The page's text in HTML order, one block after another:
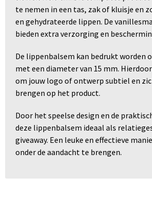
te nemen in een tas, zak of kluisje en
en gehydrateerde lippen. De
bieden extra verzorging en
De lippenbalsem kan bedrukt worden
met een diameter van 15 mm.
om jouw logo of ontwerp subtiel en
brengen op het product.
Door het speelse design en de
deze lippenbalsem ideaal als
giveaway. Een leuke en effectieve
onder de aandacht te brengen.